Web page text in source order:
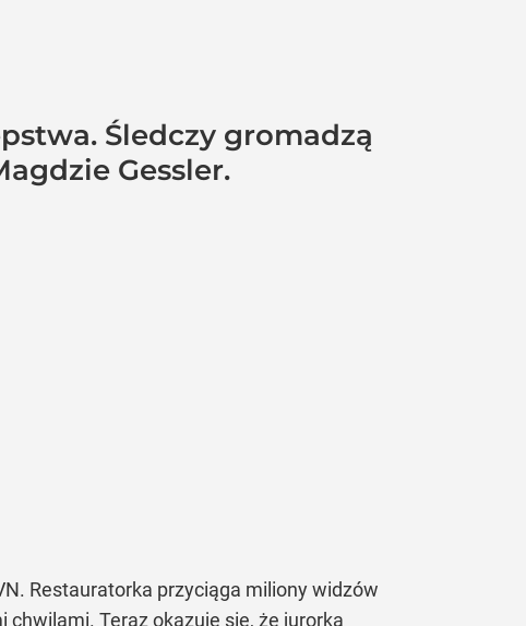
Śledczy gromadzą
Gessler.
Restauratorka przyciąga miliony widzów
chwilami. Teraz okazuje się, że jurorka